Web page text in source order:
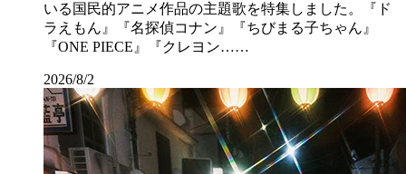
いる国民的アニメ作品の主題歌を特集しました。『ド
ラえもん』『名探偵コナン』『ちびまる子ちゃん』
『ONE PIECE』『クレヨン……
2026/8/2